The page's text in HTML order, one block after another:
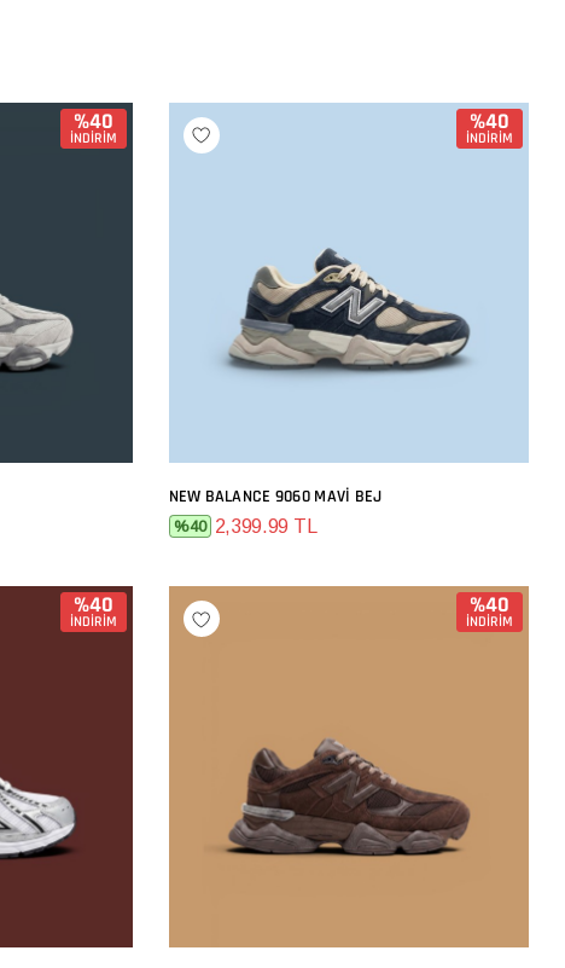
%40
İNDİRİM
%40
İNDİRİM
SEPETE EKLE
NEW BALANCE 9060 MAVI BEJ
%40 2,399.99 TL
%40
İNDİRİM
%40
İNDİRİM